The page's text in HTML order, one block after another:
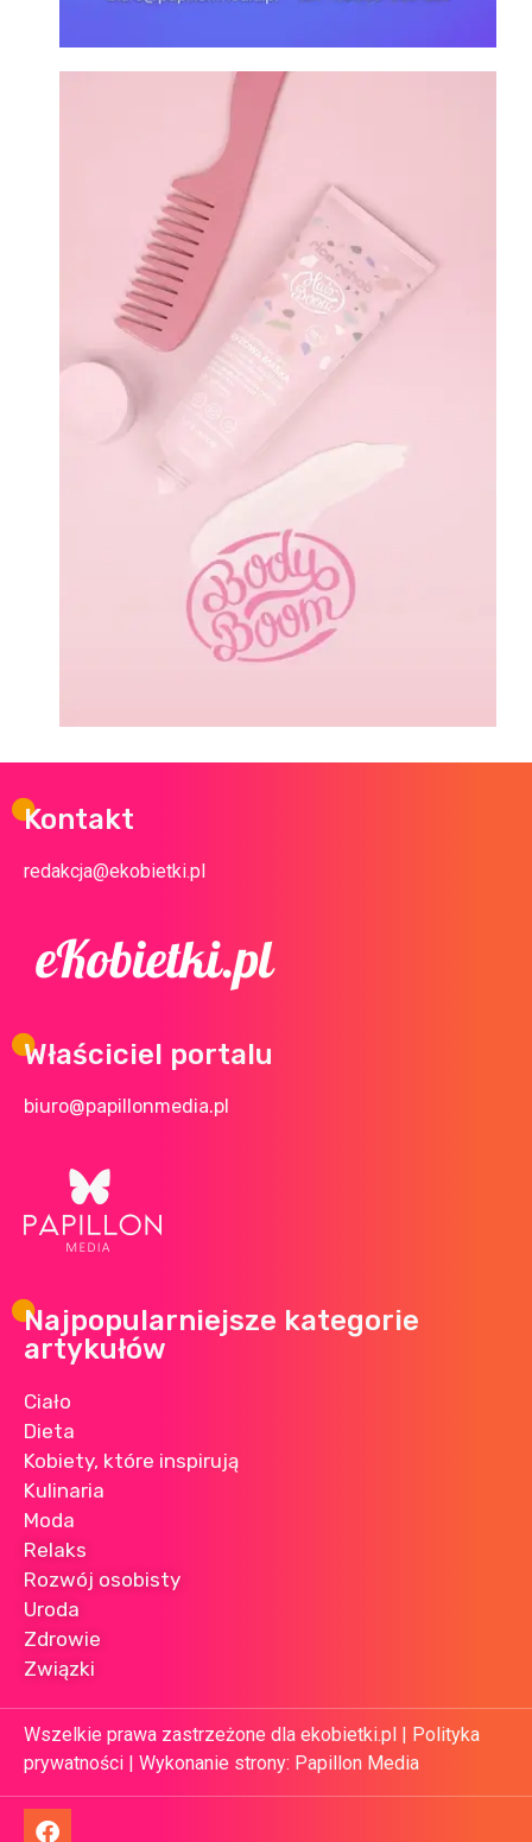
Kontakt
redakcja@ekobietki.pl
Właściciel portalu
biuro@papillonmedia.pl
Najpopularniejsze kategorie
artykułów
Ciało
Dieta
Kobiety, które inspirują
Kulinaria
Moda
Relaks
Rozwój osobisty
Uroda
Zdrowie
Związki
Wszelkie prawa zastrzeżone dla ekobietki.pl | Polityka
prywatności | Wykonanie strony: Papillon Media